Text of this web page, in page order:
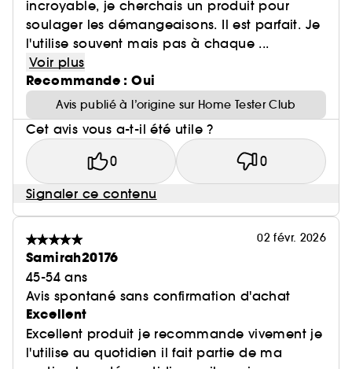
incroyable, je cherchais un produit pour
soulager les démangeaisons. Il est parfait. Je
l'utilise souvent mais pas à chaque ...
Voir plus
Recommande : Oui
Avis publié à l’origine sur Home Tester Club
Cet avis vous a-t-il été utile ?
0 0
Signaler ce contenu
02 févr. 2026
Samirah20176
45-54 ans
Avis spontané sans confirmation d'achat
Excellent
Excellent produit je recommande vivement je
l'utilise au quotidien il fait partie de ma